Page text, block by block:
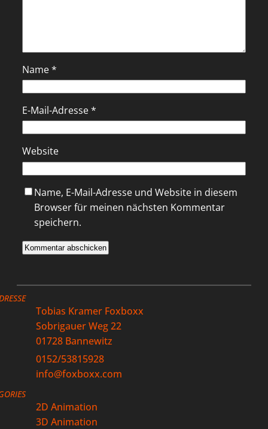
Name*
E-Mail-Adresse*
Website
Name, E-Mail-Adresse und Website in diesem
Browser für meinen nächsten Kommentar
speichern.
Tobias Kramer Foxboxx
Sobrigauer Weg 22
01728 Bannewitz
0152/53815928
info@foxboxx.com
2D Animation
3D Animation